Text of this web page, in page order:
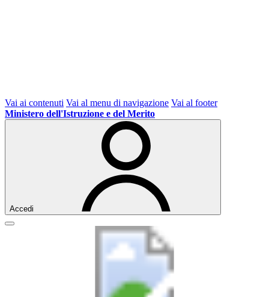
Vai ai contenuti Vai al menu di navigazione Vai al footer
Ministero dell'Istruzione e del Merito
Accedi